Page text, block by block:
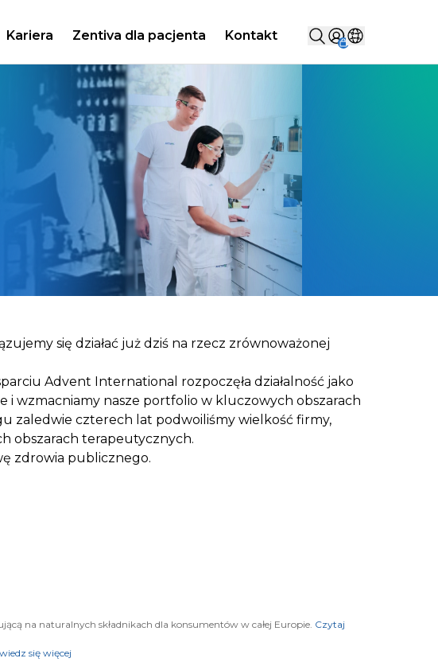
Kariera Zentiva dla pacjenta Kontakt Szukaj...
Sign inWybierz kraj
się działać już dziś na rzecz zrównoważonej
Advent International rozpoczęła działalność jako
i wzmacniamy nasze portfolio w kluczowych obszarach
zaledwie czterech lat podwoiliśmy wielkość firmy,
obszarach terapeutycznych.
zdrowia publicznego.
na naturalnych składnikach dla konsumentów w całej Europie. Czytaj
się więcej